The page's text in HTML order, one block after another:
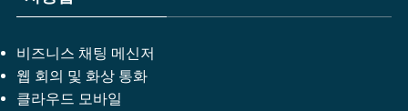
비즈니스 채팅 메신저
웹 회의 및 화상 통화
클라우드 모바일